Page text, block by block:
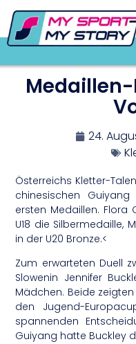
24.
Österreichs Kletter-
chinesischen
ersten Medaillen.
U18 die Silbermedaille,
in der U20 Bronze.<
Zum erwarteten Duell
Slowenin Jennifer
Mädchen. Beide
den Jugend-
spannenden
Guiyang hatte Buckley